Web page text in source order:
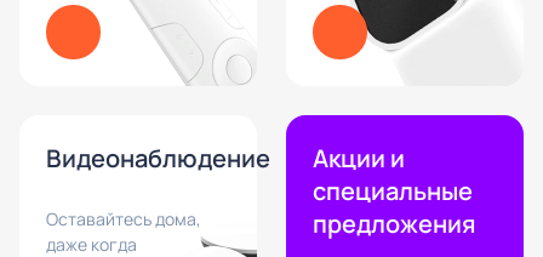
Видеонаблюдение
Оставайтесь дома,
даже когда
Акции и
специальные
предложения